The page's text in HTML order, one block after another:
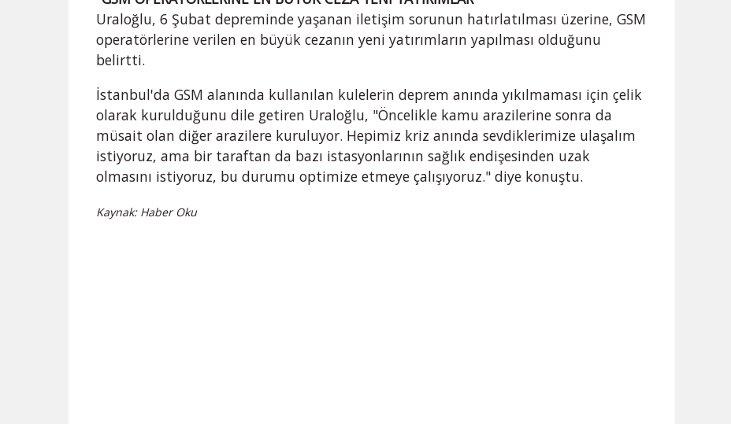
Uraloğlu, 6 Şubat depreminde yaşanan iletişim sorunun hatırlatılması üzerine, GSM
operatörlerine verilen en büyük cezanın yeni yatırımların yapılması olduğunu
belirtti.
İstanbul'da GSM alanında kullanılan kulelerin deprem anında yıkılmaması için çelik
olarak kurulduğunu dile getiren Uraloğlu, "Öncelikle kamu arazilerine sonra da
müsait olan diğer arazilere kuruluyor. Hepimiz kriz anında sevdiklerimize ulaşalım
istiyoruz, ama bir taraftan da bazı istasyonlarının sağlık endişesinden uzak
olmasını istiyoruz, bu durumu optimize etmeye çalışıyoruz." diye konuştu.
Kaynak: Haber Oku